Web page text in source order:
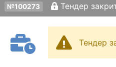
№100273 Тендер
Тендер